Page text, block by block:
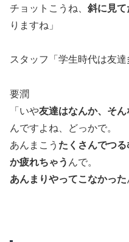
チョットこうね、 斜に見て
りますね」
スタッフ「学生時代は友達
要潤
「いや友達はなんか、そ
んですよね、どっかで。
あんまこう たくさんでつ
か疲れちゃう んで。
あんまりやってこなかった